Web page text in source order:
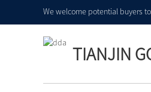
We welcome potential buyers
TIANJIN